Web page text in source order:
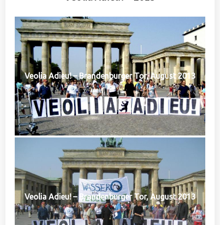
Veolia Adieu! – Brandenburger Tor, August 2013
Veolia Adieu! – Brandenburger Tor, August 2013